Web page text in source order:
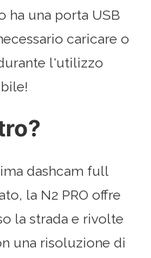
ha una porta USB
caricare o
l'utilizzo
dashcam full
la N2 PRO offre
la strada e rivolte
una risoluzione di